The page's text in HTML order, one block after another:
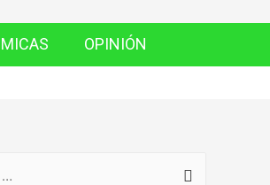
OPINIÓN